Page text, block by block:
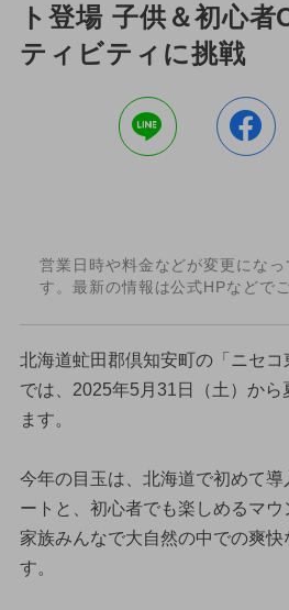
ト登場 子供＆初心者
ティビティに挑戦
営業日時や料金などが変更にな
す。最新の情報は公式HPなどで
北海道虻田郡倶知安町の「ニセコ
では、2025年5月31日（土）から
ます。
今年の目玉は、北海道で初めて
ートと、初心者でも楽しめるマウ
家族みんなで大自然の中での爽快
す。